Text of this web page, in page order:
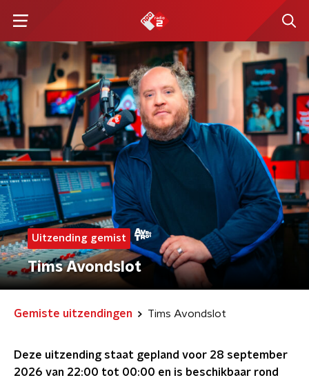
Uitzending gemist
Tims Avondslot
Gemiste uitzendingen Tims Avondslot
Deze uitzending staat gepland voor 28 september
2026 van 22:00 tot 00:00 en is beschikbaar rond